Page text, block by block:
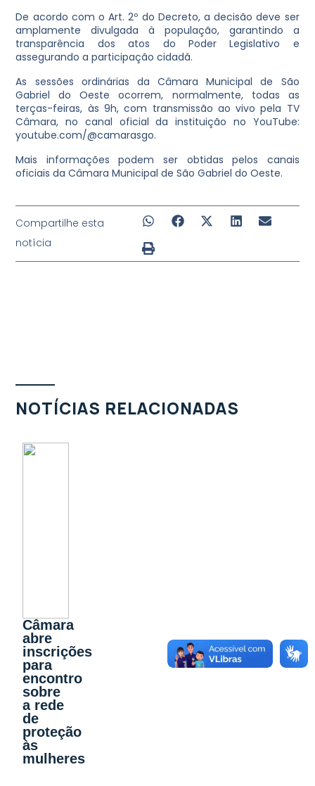
De acordo com o Art. 2º do Decreto, a decisão deve ser
amplamente divulgada à população, garantindo a
transparência dos atos do Poder Legislativo e
assegurando a participação cidadã.
As sessões ordinárias da Câmara Municipal de São
Gabriel do Oeste ocorrem, normalmente, todas as
terças-feiras, às 9h, com transmissão ao vivo pela TV
Câmara, no canal oficial da instituição no YouTube:
youtube.com/@camarasgo.
Mais informações podem ser obtidas pelos canais
oficiais da Câmara Municipal de São Gabriel do Oeste.
Compartilhe esta
notícia
Câmara
abre
inscrições
para
encontro
sobre
a rede
de
proteção
às
mulheres
NOTÍCIAS RELACIONADAS